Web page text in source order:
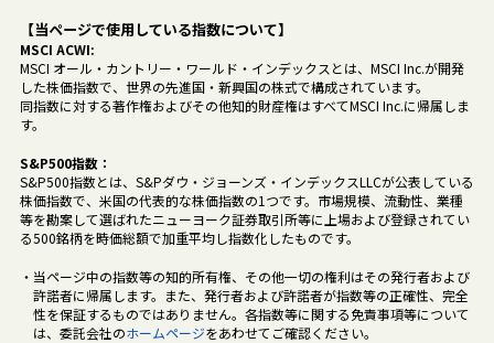
【当ページで使用している指数について】
MSCI ACWI:
MSCI オール・カントリー・ワールド・インデックスとは、MSCI Inc.が開発
した株価指数で、世界の先進国・新興国の株式で構成されています。
同指数に対する著作権およびその他知的財産権はすべてMSCI Inc.に帰属しま
す。
S&P500指数：
S&P500指数とは、S&Pダウ・ジョーンズ・インデックスLLCが公表している
株価指数で、米国の代表的な株価指数の1つです。市場規模、流動性、業種
等を勘案して選ばれたニューヨーク証券取引所等に上場および登録されてい
る500銘柄を時価総額で加重平均し指数化したものです。
・当ページ中の指数等の知的所有権、その他一切の権利はその発行者および
許諾者に帰属します。また、発行者および許諾者が指数等の正確性、完全
性を保証するものではありません。各指数等に関する免責事項等について
は、委託会社のホームページをあわせてご確認ください。